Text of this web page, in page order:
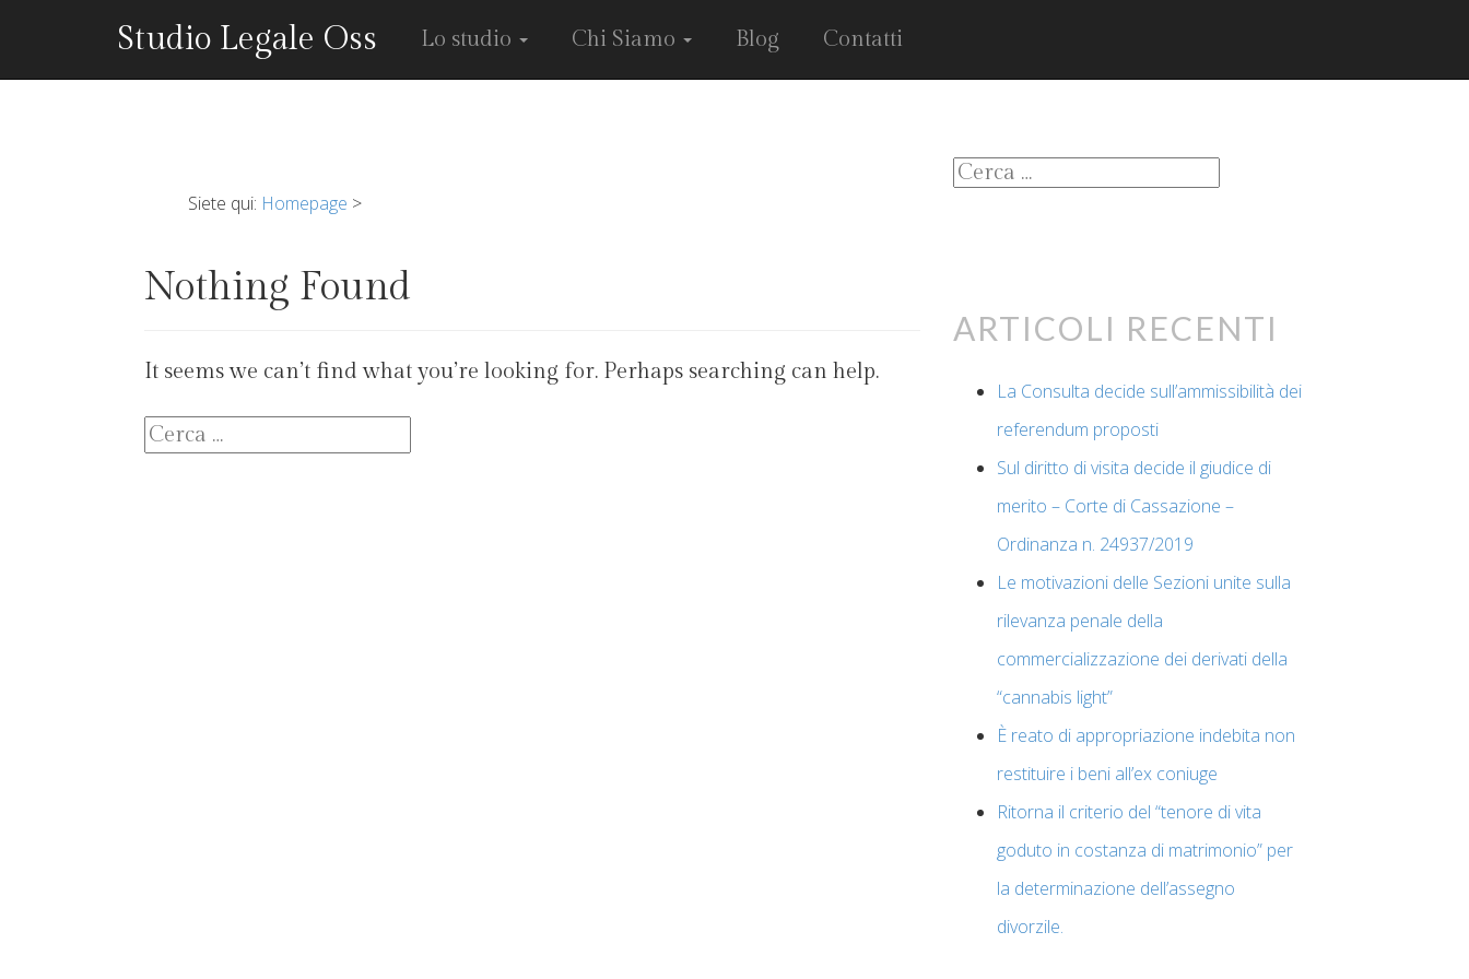
Studio Legale Oss Lo studio Chi Siamo Blog Contatti
Siete qui: Homepage >
Nothing Found
It seems we can’t find what you’re looking for. Perhaps searching can help.
Ricerca
per:
Ricerca
per:
Articoli recenti
La Consulta decide sull’ammissibilità dei
referendum proposti
Sul diritto di visita decide il giudice di
merito – Corte di Cassazione –
Ordinanza n. 24937/2019
Le motivazioni delle Sezioni unite sulla
rilevanza penale della
commercializzazione dei derivati della
“cannabis light”
È reato di appropriazione indebita non
restituire i beni all’ex coniuge
Ritorna il criterio del “tenore di vita
goduto in costanza di matrimonio” per
la determinazione dell’assegno
divorzile.